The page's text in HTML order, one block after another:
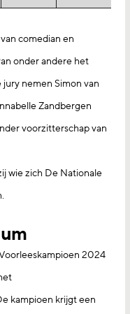
comedian en
onder andere het
nemen Simon van
Zandbergen
voorzitterschap van
wie zich De Nationale
2024
kampioen krijgt een